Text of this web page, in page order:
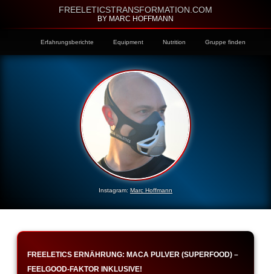
FREELETICSTRANSFORMATION.COM
BY MARC HOFFMANN
Erfahrungsberichte Equipment Nutrition Gruppe finden
Instagram: Marc Hoffmann
FREELETICS ERNÄHRUNG: MACA PULVER (SUPERFOOD) –
FEELGOOD-FAKTOR INKLUSIVE!